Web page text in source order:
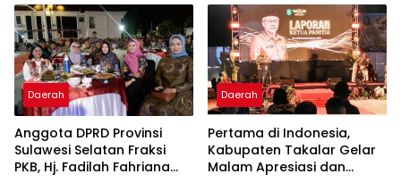
Pelayanan Kesehatan
Berkualitas
2026
Daerah
Anggota DPRD Provinsi
Sulawesi Selatan Fraksi
PKB, Hj. Fadilah Fahriana
Daerah
Pertama di Indonesia,
Kabupaten Takalar Gelar
Malam Apresiasi dan